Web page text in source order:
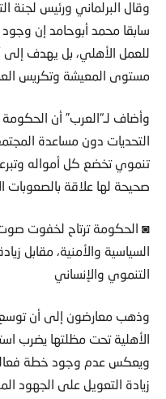
سابقا محمد أبوحامد إن
للعمل الأهلي، بل يهدف إلى
مستوى المعيشة وتكريس
التحديات دون مساعدة
تنموي تخضع كل أمواله
صحيحة لها علاقة بالصعوبات
السياسية والأمنية، مقابل
التنموي والإنساني
الأهلية تحت مظلتها يضرب
ويعكس عدم وجود خطة فعالة
زيادة التعويل على الجهود
تعمل في كنف الدولة، بما